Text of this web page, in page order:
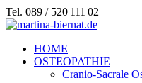
Tel. 089 / 520 111 02
HOME
OSTEOPATHIE
Cranio-Sacrale